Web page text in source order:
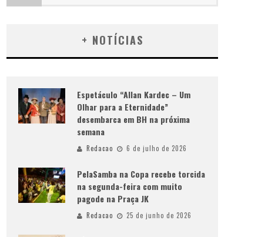
+ NOTÍCIAS
Espetáculo “Allan Kardec – Um
Olhar para a Eternidade”
desembarca em BH na próxima
semana
Redacao 6 de julho de 2026
PelaSamba na Copa recebe torcida
na segunda-feira com muito
pagode na Praça JK
Redacao 25 de junho de 2026